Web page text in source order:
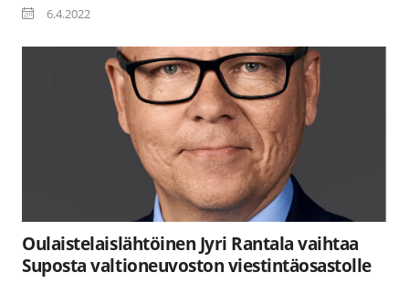
6.4.2022
Oulaistelaislähtöinen Jyri Rantala vaihtaa
Suposta valtioneuvoston viestintäosastolle